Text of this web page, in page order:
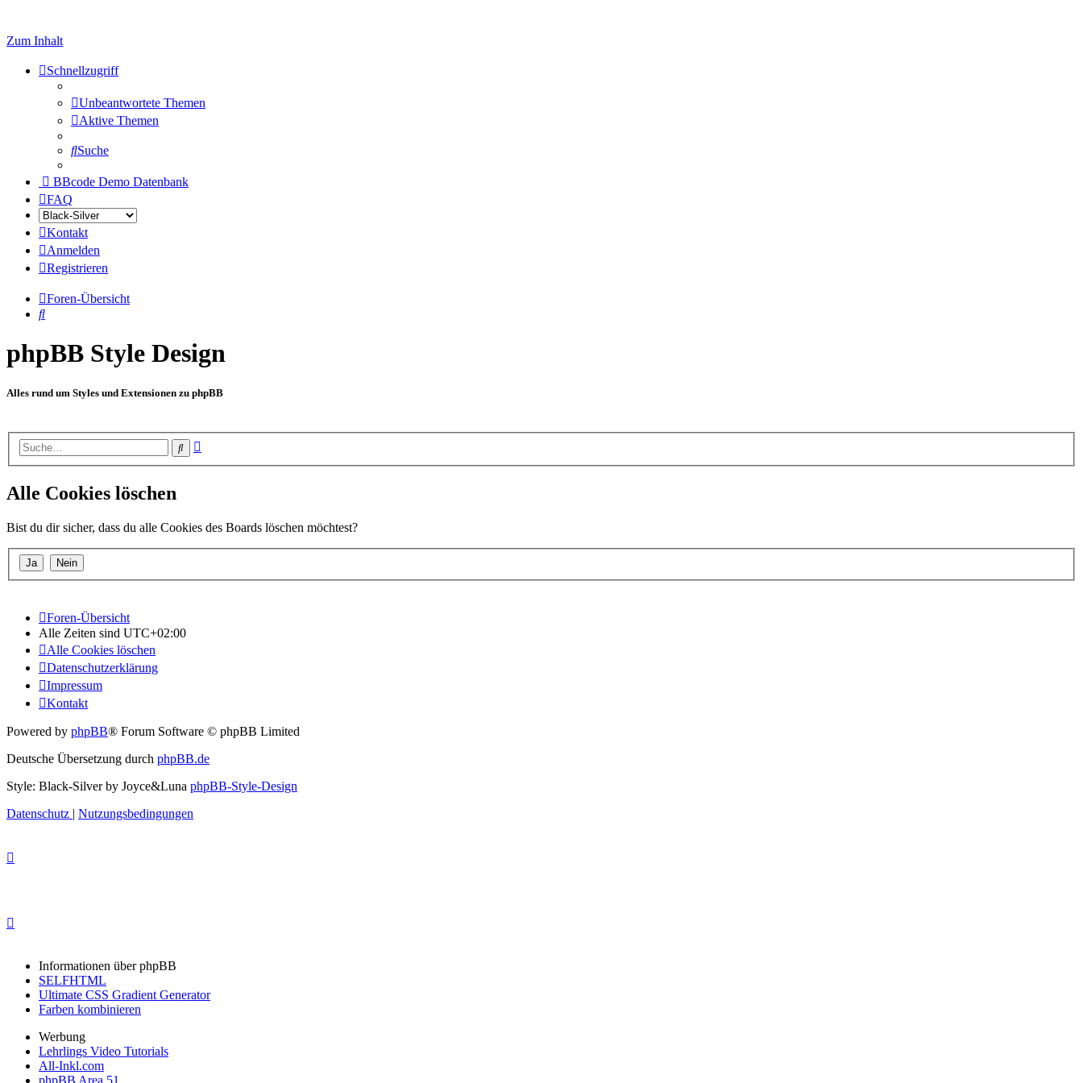
Zum Inhalt
Schnellzugriff
Unbeantwortete Themen
Aktive Themen
Suche
BBcode Demo Datenbank
FAQ
Kontakt
Anmelden
Registrieren
Foren-Übersicht
Suche
phpBB Style Design
Alles rund um Styles und Extensionen zu phpBB
Suche
Alle Cookies löschen
Bist du dir sicher, dass du alle Cookies des Boards löschen möchtest?
Foren-Übersicht
Alle Zeiten sind UTC+02:00
Alle Cookies löschen
Datenschutzerklärung
Impressum
Kontakt
Powered by phpBB® Forum Software © phpBB Limited
Deutsche Übersetzung durch phpBB.de
Style: Black-Silver by Joyce&Luna phpBB-Style-Design
Datenschutz | Nutzungsbedingungen
Informationen über phpBB
SELFHTML
Ultimate CSS Gradient Generator
Farben kombinieren
Werbung
Lehrlings Video Tutorials
All-Inkl.com